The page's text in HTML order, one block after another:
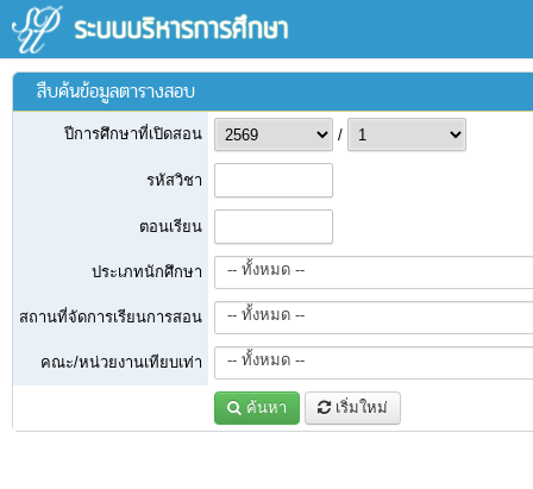
สืบค้นข้อมูลตารางสอบ
ปีการศึกษาที่เปิดสอน /
รหัสวิชา
ตอนเรียน
ประเภทนักศึกษา -- ทั้งหมด --
สถานที่จัดการเรียนการสอน -- ทั้งหมด --
คณะ/หน่วยงานเทียบเท่า -- ทั้งหมด --
ค้นหา เริ่มใหม่